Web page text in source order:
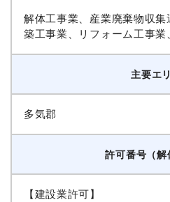
解体工事業、産業廃棄物収
築工事業、リフォーム工事業
主要エ
多気郡
許可番号（解
【建設業許可】